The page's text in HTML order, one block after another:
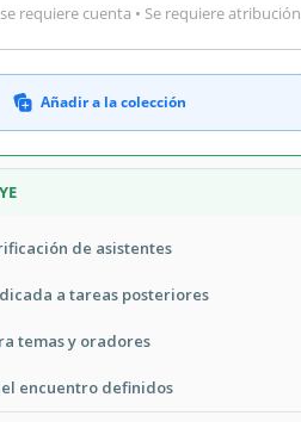
requiere cuenta • Se requiere atribución
Añadir a la colección
de asistentes
a tareas posteriores
temas y oradores
encuentro definidos